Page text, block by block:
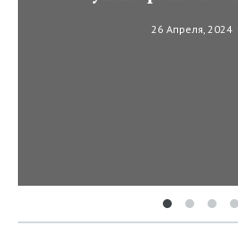
26 Апреля, 2024